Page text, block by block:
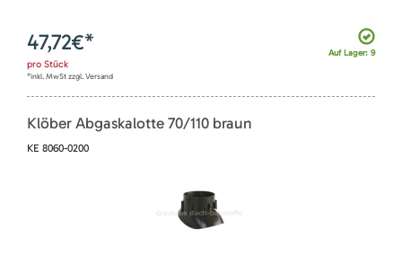
Auf Lager: 9
47,72€*
pro Stück
*inkl. MwSt zzgl. Versand
Klöber Abgaskalotte 70/110 braun
KE 8060-0200